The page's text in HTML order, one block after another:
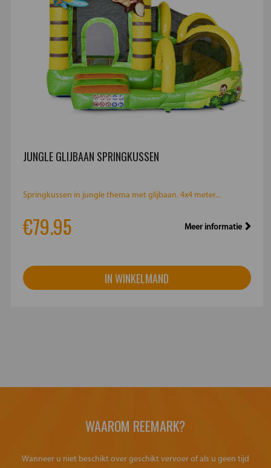
JUNGLE GLIJBAAN SPRINGKUSSEN
Springkussen in jungle thema met glijbaan. 4x4 meter...
€79.95 Meer informatie
IN WINKELMAND
WAAROM REEMARK?
Wanneer u niet beschikt over geschikt vervoer of als u geen tijd